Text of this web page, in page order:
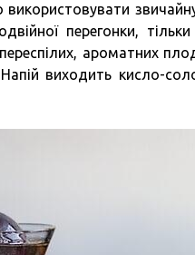
перегонки,
ароматних
виходить кисло-